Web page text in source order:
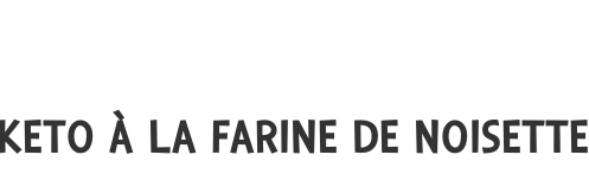
À LA FARINE DE NOISETTE